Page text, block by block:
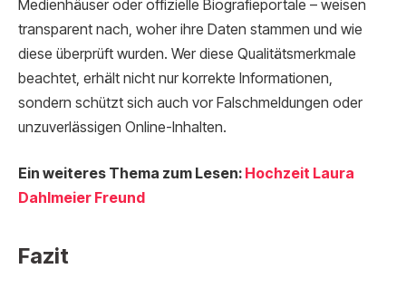
Medienhäuser oder offizielle Biografieportale – weisen
transparent nach, woher ihre Daten stammen und wie
diese überprüft wurden. Wer diese Qualitätsmerkmale
beachtet, erhält nicht nur korrekte Informationen,
sondern schützt sich auch vor Falschmeldungen oder
unzuverlässigen Online-Inhalten.
Ein weiteres Thema zum Lesen: Hochzeit Laura
Dahlmeier Freund
Fazit